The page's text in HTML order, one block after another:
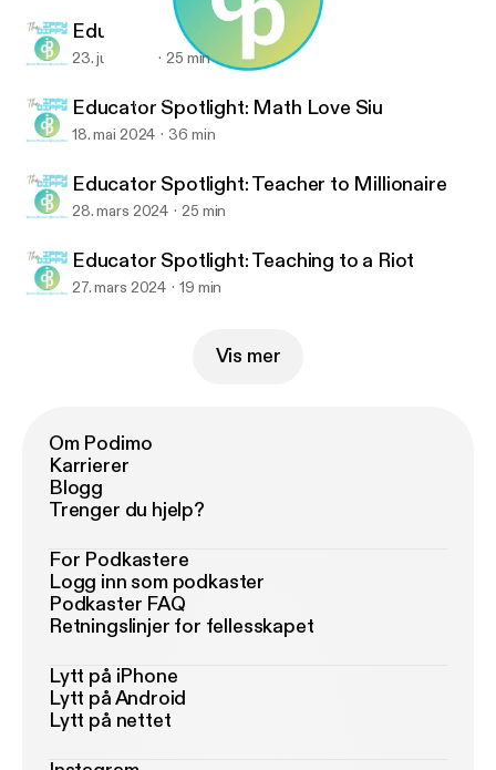
The Ippy Dippy
Educator Spotlight: Rt.Invests
23. juli 2024 25 min
Educator Spotlight: Math Love Siu
18. mai 2024 36 min
Educator Spotlight: Teacher to Millionaire
28. mars 2024 25 min
Educator Spotlight: Teaching to a Riot
27. mars 2024 19 min
Vis mer
Om Podimo
Karrierer
Blogg
Trenger du hjelp?
For Podkastere
Logg inn som podkaster
Podkaster FAQ
Retningslinjer for fellesskapet
Lytt på iPhone
Lytt på Android
Lytt på nettet